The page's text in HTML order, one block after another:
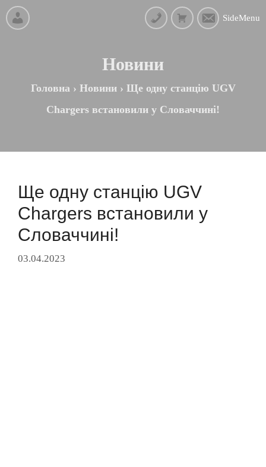
SideMenu
Новини
Головна › Новини› Ще одну станцію UGV
Chargers встановили у Словаччині!
Ще одну станцію UGV
Chargers встановили у
Словаччині!
03.04.2023